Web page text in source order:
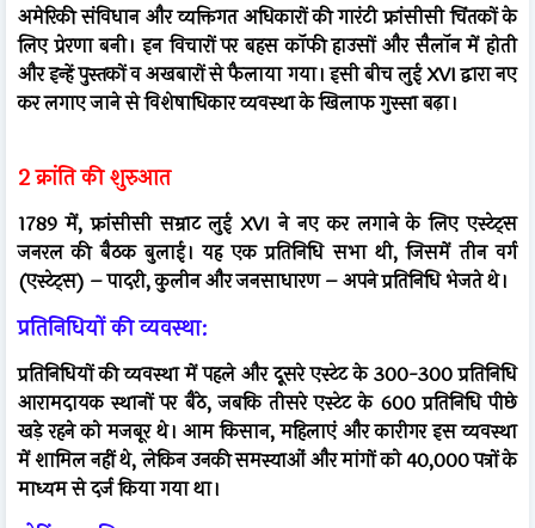
अमेरिकी संविधान और व्यक्तिगत अधिकारों की गारंटी फ्रांसीसी चिंतकों के
लिए प्रेरणा बनी। इन विचारों पर बहस कॉफी हाउसों और सैलॉन में होती
और इन्हें पुस्तकों व अखबारों से फैलाया गया। इसी बीच लुई XVI द्वारा नए
कर लगाए जाने से विशेषाधिकार व्यवस्था के खिलाफ गुस्सा बढ़ा।
2 क्रांति की शुरुआत
1789 में, फ्रांसीसी सम्राट लुई XVI ने नए कर लगाने के लिए एस्टेट्स
जनरल की बैठक बुलाई। यह एक प्रतिनिधि सभा थी, जिसमें तीन वर्ग
(एस्टेट्स) – पादरी, कुलीन और जनसाधारण – अपने प्रतिनिधि भेजते थे।
प्रतिनिधियों की व्यवस्था:
प्रतिनिधियों की व्यवस्था में पहले और दूसरे एस्टेट के 300-300 प्रतिनिधि
आरामदायक स्थानों पर बैठे, जबकि तीसरे एस्टेट के 600 प्रतिनिधि पीछे
खड़े रहने को मजबूर थे। आम किसान, महिलाएं और कारीगर इस व्यवस्था
में शामिल नहीं थे, लेकिन उनकी समस्याओं और मांगों को 40,000 पत्रों के
माध्यम से दर्ज किया गया था।